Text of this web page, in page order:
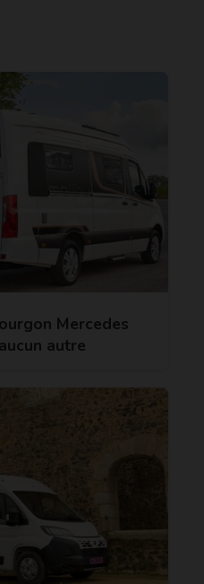
Mercedes
autre